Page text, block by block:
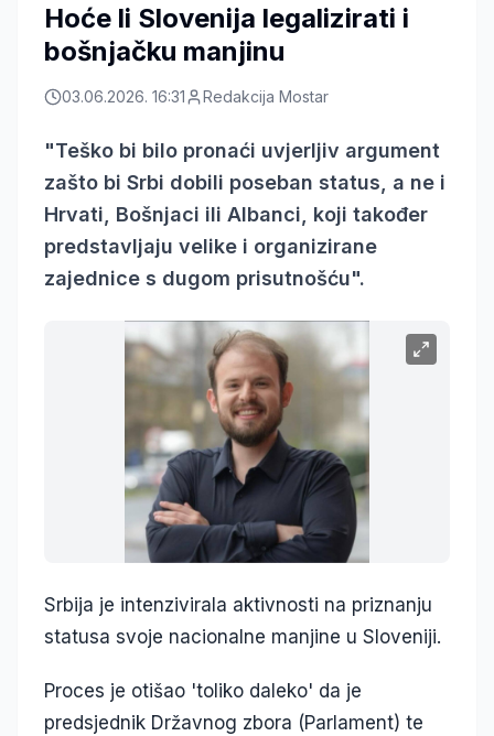
Hoće li Slovenija legalizirati i
bošnjačku manjinu
03.06.2026. 16:31 Redakcija Mostar
"Teško bi bilo pronaći uvjerljiv argument
zašto bi Srbi dobili poseban status, a ne i
Hrvati, Bošnjaci ili Albanci, koji također
predstavljaju velike i organizirane
zajednice s dugom prisutnošću".
Srbija je intenzivirala aktivnosti na priznanju
statusa svoje nacionalne manjine u Sloveniji.
Proces je otišao 'toliko daleko' da je
predsjednik Državnog zbora (Parlament) te